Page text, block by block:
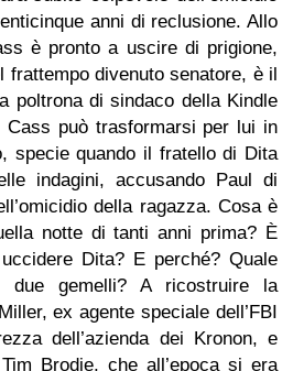
anni di reclusione. Allo
è pronto a uscire di prigione,
frattempo divenuto senatore, è il
poltrona di sindaco della Kindle
può trasformarsi per lui in
specie quando il fratello di Dita
indagini, accusando Paul di
della ragazza. Cosa è
notte di tanti anni prima? È
Dita? E perché? Quale
due gemelli? A ricostruire la
ex agente speciale dell’FBI
dell’azienda dei Kronon, e
Brodie, che all’epoca si era